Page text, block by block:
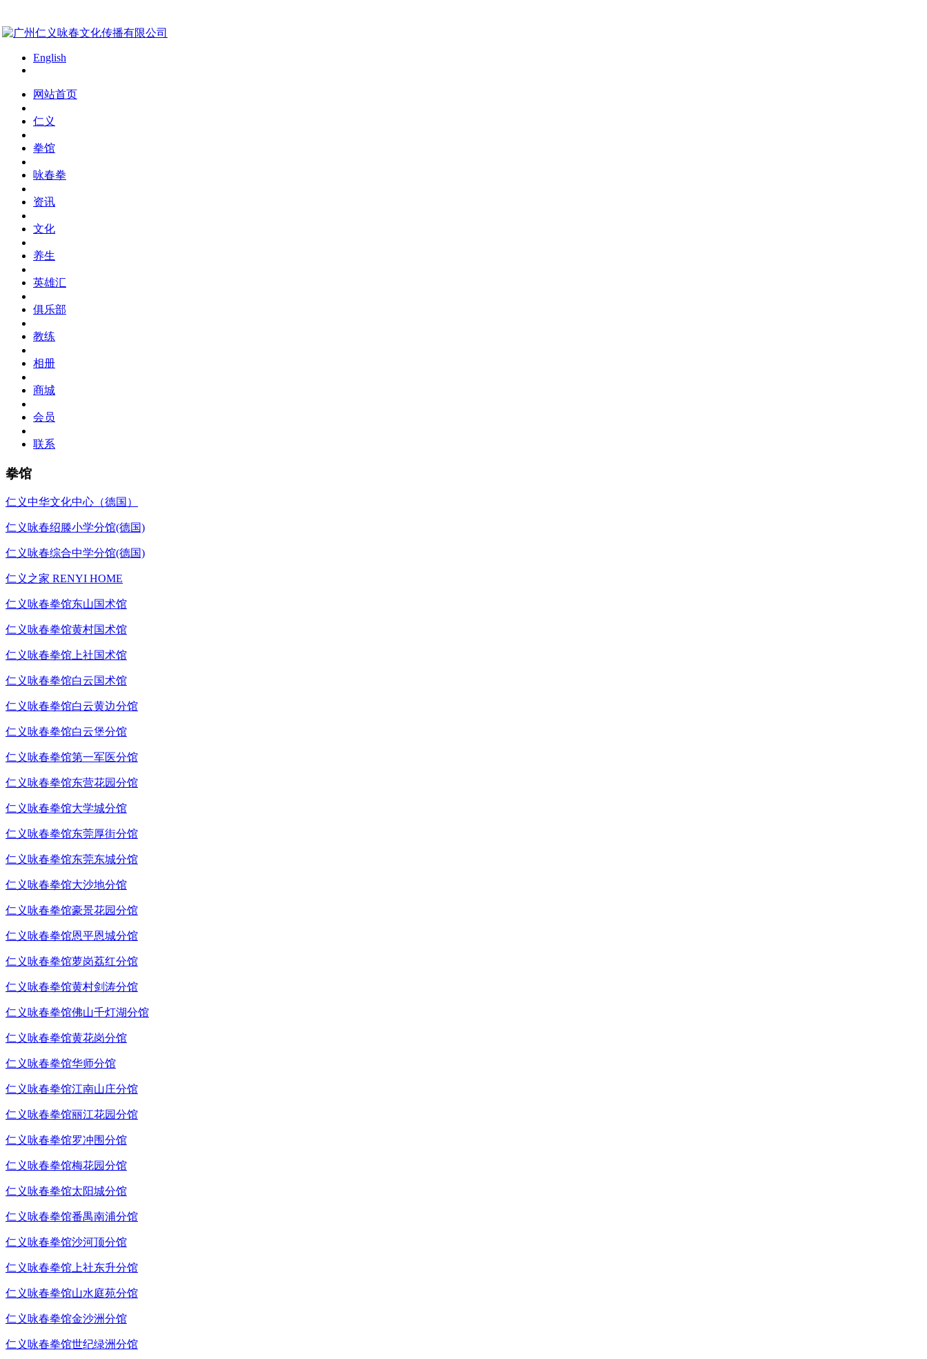
English
网站首页
仁义
拳馆
咏春拳
资讯
文化
养生
英雄汇
俱乐部
教练
相册
商城
会员
联系
拳馆
仁义中华文化中心（德国）
仁义咏春绍滕小学分馆(德国)
仁义咏春综合中学分馆(德国)
仁义之家 RENYI HOME
仁义咏春拳馆东山国术馆
仁义咏春拳馆黄村国术馆
仁义咏春拳馆上社国术馆
仁义咏春拳馆白云国术馆
仁义咏春拳馆白云黄边分馆
仁义咏春拳馆白云堡分馆
仁义咏春拳馆第一军医分馆
仁义咏春拳馆东营花园分馆
仁义咏春拳馆大学城分馆
仁义咏春拳馆东莞厚街分馆
仁义咏春拳馆东莞东城分馆
仁义咏春拳馆大沙地分馆
仁义咏春拳馆豪景花园分馆
仁义咏春拳馆恩平恩城分馆
仁义咏春拳馆萝岗荔红分馆
仁义咏春拳馆黄村剑涛分馆
仁义咏春拳馆佛山千灯湖分馆
仁义咏春拳馆黄花岗分馆
仁义咏春拳馆华师分馆
仁义咏春拳馆江南山庄分馆
仁义咏春拳馆丽江花园分馆
仁义咏春拳馆罗冲围分馆
仁义咏春拳馆梅花园分馆
仁义咏春拳馆太阳城分馆
仁义咏春拳馆番禺南浦分馆
仁义咏春拳馆沙河顶分馆
仁义咏春拳馆上社东升分馆
仁义咏春拳馆山水庭苑分馆
仁义咏春拳馆金沙洲分馆
仁义咏春拳馆世纪绿洲分馆